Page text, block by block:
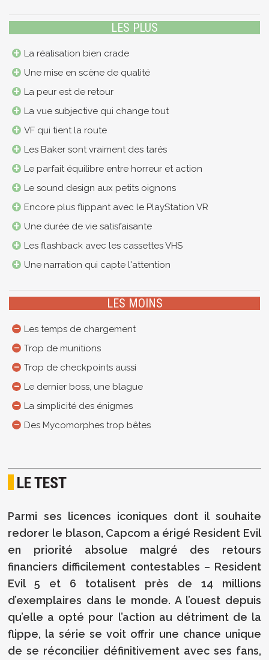
LES PLUS
La réalisation bien crade
Une mise en scène de qualité
La peur est de retour
La vue subjective qui change tout
VF qui tient la route
Les Baker sont vraiment des tarés
Le parfait équilibre entre horreur et action
Le sound design aux petits oignons
Encore plus flippant avec le PlayStation VR
Une durée de vie satisfaisante
Les flashback avec les cassettes VHS
Une narration qui capte l'attention
LES MOINS
Les temps de chargement
Trop de munitions
Trop de checkpoints aussi
Le dernier boss, une blague
La simplicité des énigmes
Des Mycomorphes trop bêtes
LE TEST
Parmi ses licences iconiques dont il souhaite
redorer le blason, Capcom a érigé Resident Evil
en priorité absolue malgré des retours
financiers difficilement contestables – Resident
Evil 5 et 6 totalisent près de 14 millions
d’exemplaires dans le monde. A l’ouest depuis
qu’elle a opté pour l’action au détriment de la
flippe, la série se voit offrir une chance unique
de se réconcilier définitivement avec ses fans,